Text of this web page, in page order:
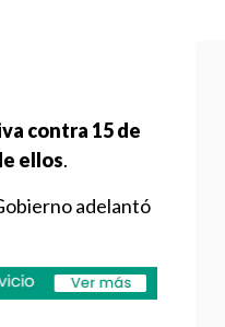
contra 15 de
ellos.
adelantó